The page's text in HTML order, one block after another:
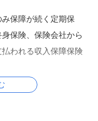
保障が続く定期保
保険、保険会社から
われる収入保障保険
きな保険金がおりる